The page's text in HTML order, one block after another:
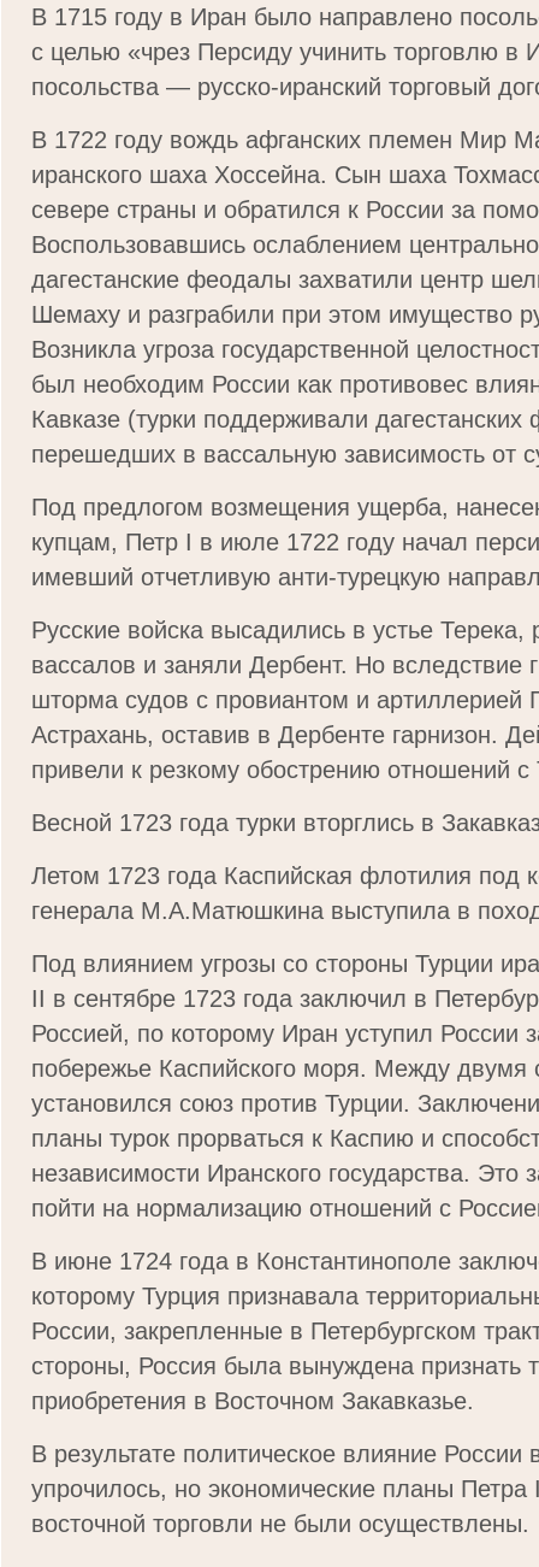
В 1715 году в Иран было направлено
с целью «чрез Персиду учинить торговлю в
посольства — русско-иранский торговый
В 1722 году вождь афганских племен Мир
иранского шаха Хоссейна. Сын шаха
севере страны и обратился к России за
Воспользовавшись ослаблением
дагестанские феодалы захватили центр
Шемаху и разграбили при этом имущество
Возникла угроза государственной
был необходим России как противовес
Кавказе (турки поддерживали
перешедших в вассальную зависимость от
Под предлогом возмещения ущерба,
купцам, Петр I в июле 1722 году начал
имевший отчетливую анти-турецкую
Русские войска высадились в устье Терека,
вассалов и заняли Дербент. Но вследствие
шторма судов с провиантом и артиллерией
Астрахань, оставив в Дербенте гарнизон.
привели к резкому обострению отношений с
Весной 1723 года турки вторглись в
Летом 1723 года Каспийская флотилия под
генерала М.А.Матюшкина выступила в
Под влиянием угрозы со стороны Турции
II в сентябре 1723 года заключил в
Россией, по которому Иран уступил России
побережье Каспийского моря. Между двумя
установился союз против Турции.
планы турок прорваться к Каспию и
независимости Иранского государства. Это
пойти на нормализацию отношений с
В июне 1724 года в Константинополе
которому Турция признавала
России, закрепленные в Петербургском
стороны, Россия была вынуждена признать
приобретения в Восточном Закавказье.
В результате политическое влияние России
упрочилось, но экономические планы Петра
восточной торговли не были осуществлены.